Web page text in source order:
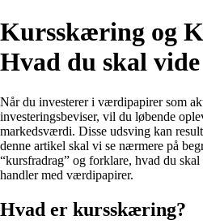
Kursskæring og
Hvad du skal vide
Når du investerer i værdipapirer som
investeringsbeviser, vil du løbende
markedsværdi. Disse udsving kan
denne artikel skal vi se nærmere på
“kursfradrag” og forklare, hvad du
handler med værdipapirer.
Hvad er kursskæring?